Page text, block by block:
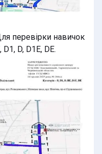
перевірки навичок
D, D1E, DE.